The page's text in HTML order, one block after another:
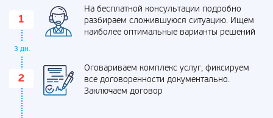
3 дн.
На бесплатной консультации подробно
разбираем сложившуюся ситуацию. Ищем
наиболее оптимальные варианты решений
Оговариваем комплекс услуг, фиксируем
все договоренности документально.
Заключаем договор